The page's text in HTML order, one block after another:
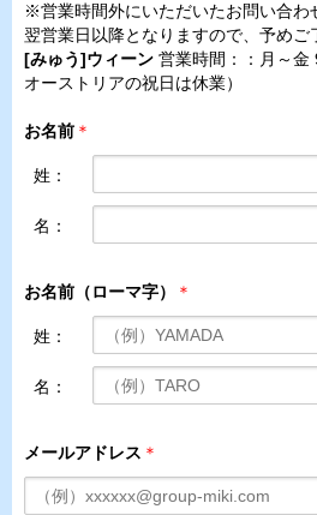
※営業時間外にいただいたお問い合わ
翌営業日以降となりますので、予めご
[みゅう]ウィーン 営業時間：：月～金
オーストリアの祝日は休業）
お名前 ＊
姓：
名：
お名前（ローマ字） ＊
姓：
名：
メールアドレス ＊